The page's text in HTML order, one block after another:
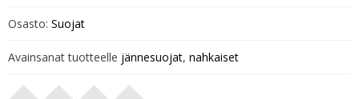
Osasto: Suojat
Avainsanat tuotteelle jännesuojat, nahkaiset